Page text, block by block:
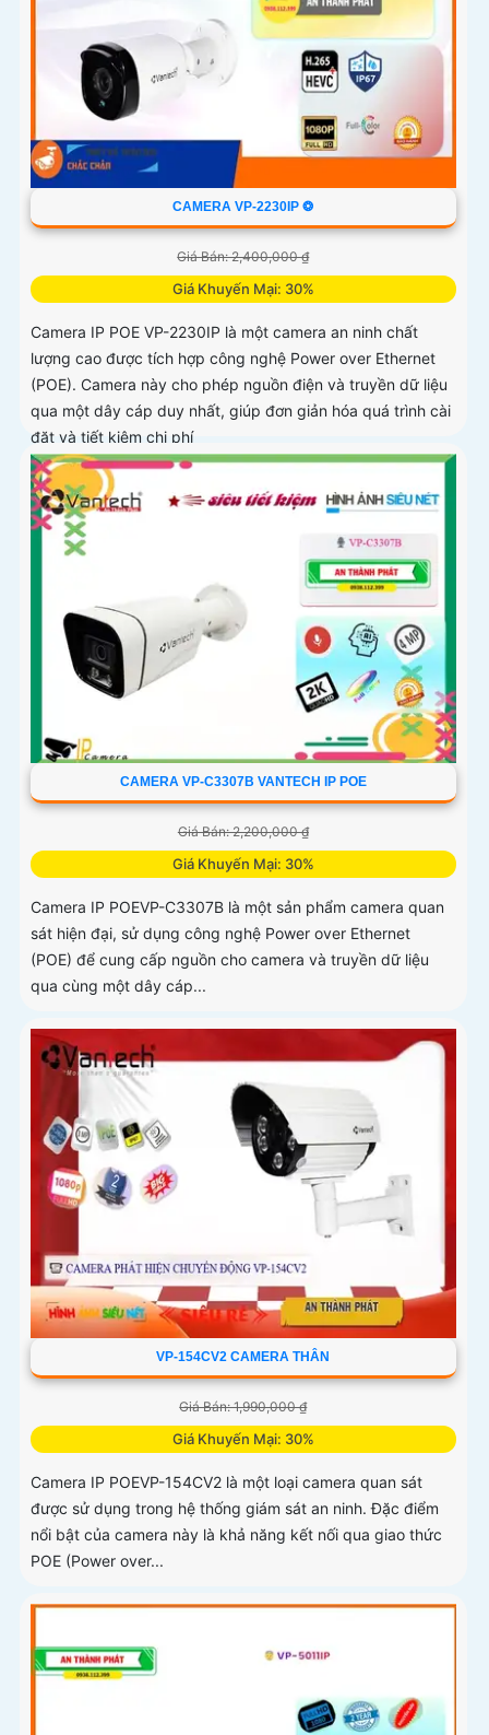
CAMERA VP-2230IP ❂
Giá Bán: 2,400,000 ₫
Giá Khuyến Mại: 30%
Camera IP POE VP-2230IP là một camera an ninh chất
lượng cao được tích hợp công nghệ Power over Ethernet
(POE). Camera này cho phép nguồn điện và truyền dữ liệu
qua một dây cáp duy nhất, giúp đơn giản hóa quá trình cài
đặt và tiết kiệm chi phí
CAMERA VP-C3307B VANTECH IP POE
Giá Bán: 2,200,000 ₫
Giá Khuyến Mại: 30%
Camera IP POEVP-C3307B là một sản phẩm camera quan
sát hiện đại, sử dụng công nghệ Power over Ethernet
(POE) để cung cấp nguồn cho camera và truyền dữ liệu
qua cùng một dây cáp...
VP-154CV2 CAMERA THÂN
Giá Bán: 1,990,000 ₫
Giá Khuyến Mại: 30%
Camera IP POEVP-154CV2 là một loại camera quan sát
được sử dụng trong hệ thống giám sát an ninh. Đặc điểm
nổi bật của camera này là khả năng kết nối qua giao thức
POE (Power over...